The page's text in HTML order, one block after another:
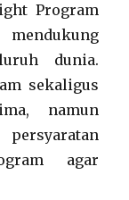
Program
dunia.
sekaligus
namun
agar